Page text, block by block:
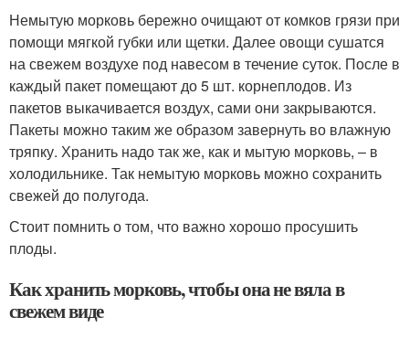
Немытую морковь бережно очищают от комков грязи при
помощи мягкой губки или щетки. Далее овощи сушатся
на свежем воздухе под навесом в течение суток. После в
каждый пакет помещают до 5 шт. корнеплодов. Из
пакетов выкачивается воздух, сами они закрываются.
Пакеты можно таким же образом завернуть во влажную
тряпку. Хранить надо так же, как и мытую морковь, – в
холодильнике. Так немытую морковь можно сохранить
свежей до полугода.
Стоит помнить о том, что важно хорошо просушить
плоды.
Как хранить морковь, чтобы она не вяла в
свежем виде